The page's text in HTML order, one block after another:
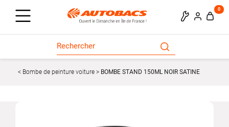
0
Bombe de peinture voiture BOMBE STAND 150ML NOIR SATINE